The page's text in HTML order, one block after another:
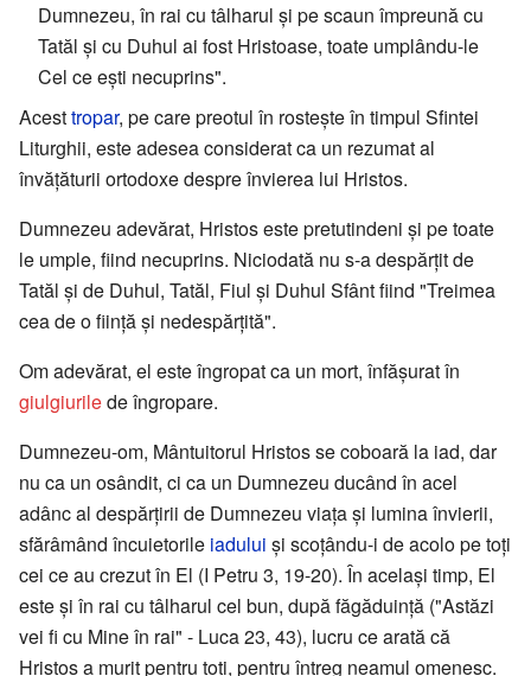
Dumnezeu, în rai cu tâlharul și pe scaun împreună cu
Tatăl și cu Duhul ai fost Hristoase, toate umplându-le
Cel ce ești necuprins".
Acesttropar, pe care preotul în rostește în timpul Sfintei
Liturghii, este adesea considerat ca un rezumat al
învățăturii ortodoxe despre învierea lui Hristos.
Dumnezeu adevărat, Hristos este pretutindeni și pe toate
le umple, fiind necuprins. Niciodată nu s-a despărțit de
Tatăl și de Duhul, Tatăl, Fiul și Duhul Sfânt fiind "Treimea
cea de o ființă și nedespărțită".
Om adevărat, el este îngropat ca un mort, înfășurat în
giulgiurilede îngropare.
Dumnezeu-om, Mântuitorul Hristos se coboară la iad, dar
nu ca un osândit, ci ca un Dumnezeu ducând în acel
adânc al despărțirii de Dumnezeu viața și lumina învierii,
sfărâmând încuietorile iadului și scoțându-i de acolo pe toți
cei ce au crezut în El (I Petru 3, 19-20). În același timp, El
este și în rai cu tâlharul cel bun, după făgăduință ("Astăzi
vei fi cu Mine în rai" - Luca 23, 43), lucru ce arată că
Hristos a murit pentru toți, pentru întreg neamul omenesc.